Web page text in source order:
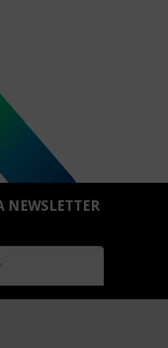
NEWSLETTER